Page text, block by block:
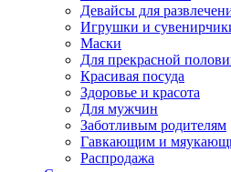
Девайсы для
Игрушки и
Маски
Для прекрасной
Красивая посуда
Здоровье и красота
Для мужчин
Заботливым родителям
Гавкающим и
Распродажа